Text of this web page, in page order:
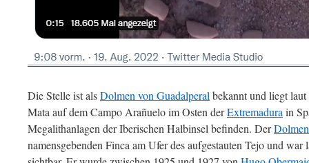
Die Stelle ist alsDolmen von Guadalperal bekannt und liegt
Mata auf dem Campo Arañuelo im Osten derExtremadura in
Megalithanlagen der Iberischen Halbinsel befinden. DerDolmen
namensgebenden Finca am Ufer des aufgestauten Tejo und